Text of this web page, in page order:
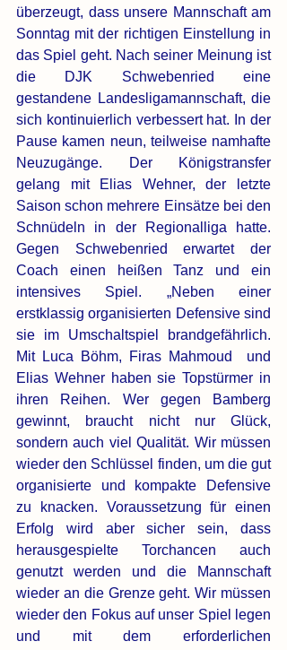
überzeugt, dass unsere Mannschaft am
Sonntag mit der richtigen Einstellung in
das Spiel geht. Nach seiner Meinung ist
die DJK Schwebenried eine
gestandene Landesligamannschaft, die
sich kontinuierlich verbessert hat. In der
Pause kamen neun, teilweise namhafte
Neuzugänge. Der Königstransfer
gelang mit Elias Wehner, der letzte
Saison schon mehrere Einsätze bei den
Schnüdeln in der Regionalliga hatte.
Gegen Schwebenried erwartet der
Coach einen heißen Tanz und ein
intensives Spiel. „Neben einer
erstklassig organisierten Defensive sind
sie im Umschaltspiel brandgefährlich.
Mit Luca Böhm, Firas Mahmoud  und
Elias Wehner haben sie Topstürmer in
ihren Reihen. Wer gegen Bamberg
gewinnt, braucht nicht nur Glück,
sondern auch viel Qualität. Wir müssen
wieder den Schlüssel finden, um die gut
organisierte und kompakte Defensive
zu knacken. Voraussetzung für einen
Erfolg wird aber sicher sein, dass
herausgespielte Torchancen auch
genutzt werden und die Mannschaft
wieder an die Grenze geht. Wir müssen
wieder den Fokus auf unser Spiel legen
und mit dem erforderlichen